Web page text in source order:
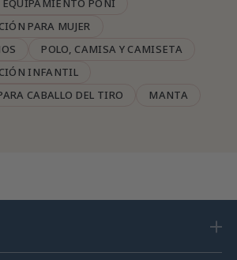
EQUIPAMIENTO PONÍ
PARA MUJER
POLO, CAMISA Y CAMISETA
INFANTIL
CABALLO DEL TIRO
MANTA